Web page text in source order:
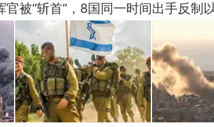
被“斩首”，8国同一时间出手反制